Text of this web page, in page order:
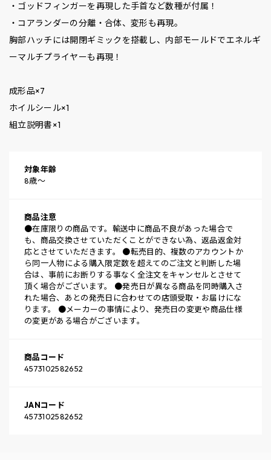
・ゴッドフィンガーを再現した手首など数種が付属！
・コアランダーの分離・合体、変形も再現。
胸部ハッチには開閉ギミックを搭載し、内部モールドでエネルギ
ーマルチプライヤーも再現！
成形品×7
ホイルシール×1
組立説明書×1
対象年齢
8歳～
商品注意
●在庫限りの商品です。輸送中に商品不良があった場合で
も、商品交換させていただくことができない為、返品返金対
応とさせていただきます。 ●転売目的、複数のアカウントか
ら同一人物による購入限定数を超えてのご注文と判断した場
合は、事前にお断りする事なく全注文をキャンセルとさせて
頂く場合がございます。 ●発売日が異なる商品を同時購入さ
れた場合、あとの発売日に合わせての店頭受取・お届けにな
ります。 ●メーカーの事情により、発売日の変更や商品仕様
の変更がある場合がございます。
商品コード
4573102582652
JANコード
4573102582652